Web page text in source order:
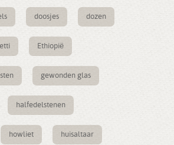
doosjes dozen
Ethiopië
gewonden glas
halfedelstenen
howliet huisaltaar